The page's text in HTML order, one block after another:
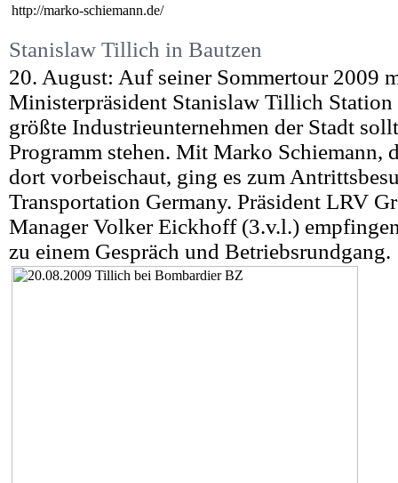
http://marko-schiemann.de/
Stanislaw Tillich in Bautzen
20. August: Auf seiner Sommertour 2009
Ministerpräsident Stanislaw Tillich Station
größte Industrieunternehmen der Stadt
Programm stehen. Mit Marko Schiemann,
dort vorbeischaut, ging es zum
Transportation Germany. Präsident LRV
Manager Volker Eickhoff (3.v.l.)
zu einem Gespräch und Betriebsrundgang.